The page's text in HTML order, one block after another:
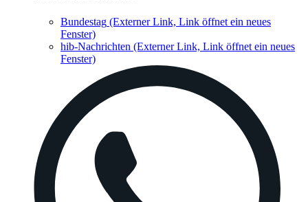
Bundestag (Externer Link, Link öffnet ein neues
Fenster)
hib-Nachrichten (Externer Link, Link öffnet ein neues
Fenster)